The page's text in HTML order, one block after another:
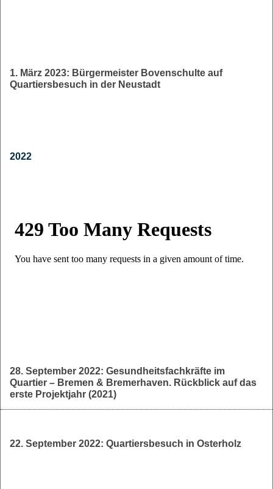
1. März 2023: Bürgermeister Bovenschulte auf
Quartiersbesuch in der Neustadt
2022
28. September 2022: Gesundheitsfachkräfte im
Quartier – Bremen & Bremerhaven. Rückblick auf das
erste Projektjahr (2021)
22. September 2022: Quartiersbesuch in Osterholz